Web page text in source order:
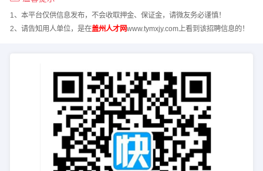
1、本平台仅供信息发布，不会收取押金、保证金，请微友务必谨慎！
2、请告知用人单位，是在盖州人才网www.tymxjy.com上看到该招聘信息的！